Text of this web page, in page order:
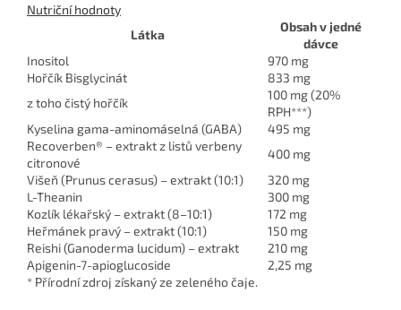
Nutriční hodnoty
Látka
Obsah v jedné
dávce
Inositol
970 mg
Hořčík Bisglycinát
833 mg
z toho čistý hořčík
100 mg (20%
RPH***)
Kyselina gama-aminomáselná (GABA)
495 mg
Recoverben® – extrakt z listů verbeny
citronové
400 mg
Višeň (Prunus cerasus) – extrakt (10:1)
320 mg
L-Theanin
300 mg
Kozlík lékařský – extrakt (8–10:1)
172 mg
Heřmánek pravý – extrakt (10:1)
150 mg
Reishi (Ganoderma lucidum) – extrakt
210 mg
Apigenin-7-apioglucoside
2,25 mg
* Přírodní zdroj získaný ze zeleného čaje.